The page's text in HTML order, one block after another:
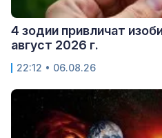
4 зодии привличат
август 2026 г.
22:12 • 06.08.26